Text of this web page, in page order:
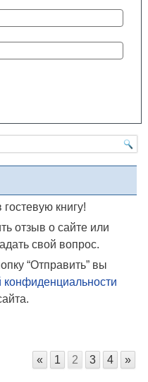
книгу!
отзыв о сайте или
свой вопрос.
“Отправить” вы
конфиденциальности
« 1 2 3 4 »